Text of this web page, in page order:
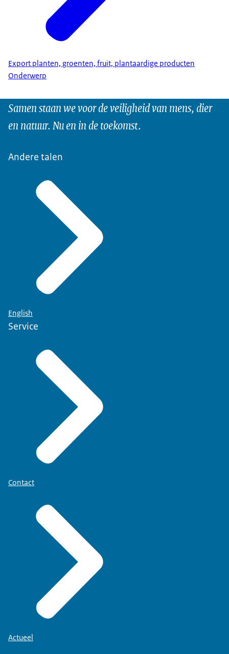
Export planten, groenten, fruit, plantaardige producten
Onderwerp
Samen staan we voor de veiligheid van mens, dier
en natuur. Nu en in de toekomst.
Andere talen
English
Service
Contact
Actueel